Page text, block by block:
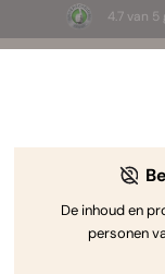
4.7 van
☀️
op
De Kweekgids
Grow Guide
De inhoud en
personen